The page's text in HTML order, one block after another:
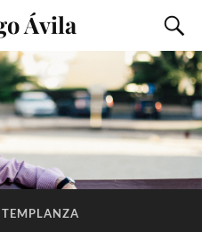
Ávila
TEMPLANZA